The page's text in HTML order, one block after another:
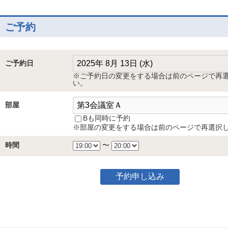
ご予約
ご予約日
※ご予約日の変更をする場合は前のページで再
い。
部屋
Bも同時に予約
※部屋の変更をする場合は前のページで再選択
時間 〜